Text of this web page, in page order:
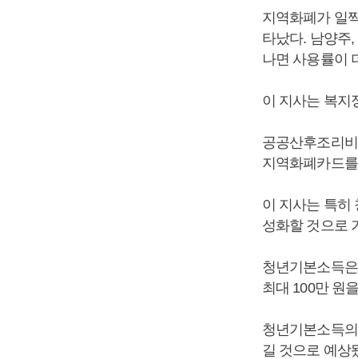
지역화폐가 일
타났다. 남양주
나면 사용률이
이 지사는 복지
공공산후조리
지역화폐카드
이 지사는 특히
성화할 것으로
청년기본소득
최대 100만 원
청년기본소득
길 것으로 예상